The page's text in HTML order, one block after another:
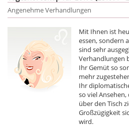
Angenehme Verhandlungen
Mit Ihnen ist
essen, sondern
sind sehr
Verhandlungen
Ihr Gemüt so
mehr
Ihr
so viel Ansehen,
über den Tisch
Großzügigkeit
wird.